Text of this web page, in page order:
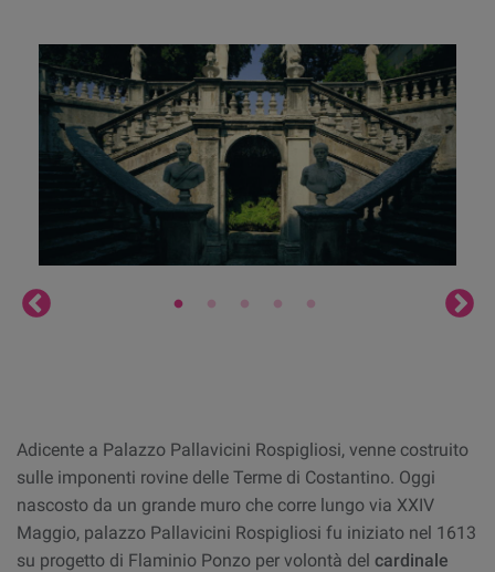
Adicente a Palazzo Pallavicini Rospigliosi, venne costruito
sulle imponenti rovine delle Terme di Costantino. Oggi
nascosto da un grande muro che corre lungo via XXIV
Maggio, palazzo Pallavicini Rospigliosi fu iniziato nel 1613
su progetto di Flaminio Ponzo per volontà del cardinale